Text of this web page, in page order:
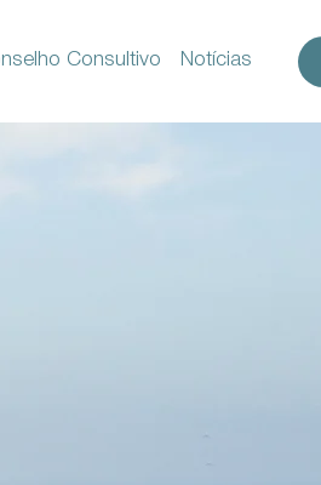
Consultivo Notícias